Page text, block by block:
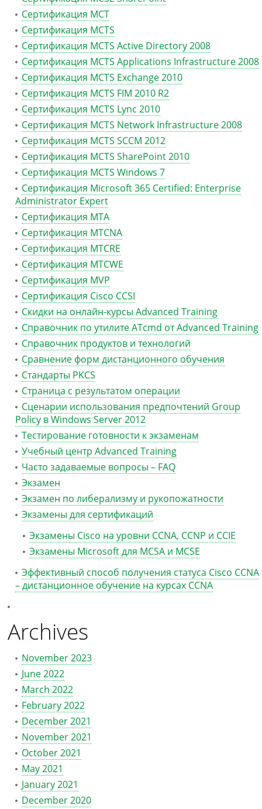
Сертификация MCT
Сертификация MCTS
Сертификация MCTS Active Directory 2008
Сертификация MCTS Applications Infrastructure 2008
Сертификация MCTS Exchange 2010
Сертификация MCTS FIM 2010 R2
Сертификация MCTS Lync 2010
Сертификация MCTS Network Infrastructure 2008
Сертификация MCTS SCCM 2012
Сертификация MCTS SharePoint 2010
Сертификация MCTS Windows 7
Сертификация Microsoft 365 Certified: Enterprise
Administrator Expert
Сертификация MTA
Сертификация MTCNA
Сертификация MTCRE
Сертификация MTCWE
Сертификация MVP
Сертификация Сisco CCSI
Скидки на онлайн-курсы Advanced Training
Справочник по утилите ATcmd от Advanced Training
Справочник продуктов и технологий
Сравнение форм дистанционного обучения
Стандарты PKCS
Страница с результатом операции
Сценарии использования предпочтений Group
Policy в Windows Server 2012
Тестирование готовности к экзаменам
Учебный центр Advanced Training
Часто задаваемые вопросы – FAQ
Экзамен
Экзамен по либерализму и рукопожатности
Экзамены для сертификаций
Экзамены Cisco на уровни CCNA, CCNP и CCIE
Экзамены Microsoft для MCSA и MCSE
Эффективный способ получения статуса Cisco CCNA
– дистанционное обучение на курсах CCNA
Archives
November 2023
June 2022
March 2022
February 2022
December 2021
November 2021
October 2021
May 2021
January 2021
December 2020